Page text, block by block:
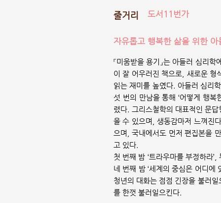
줄거리
자유롭고 행복한 삶을 위한 아
『미움받을 용기』는 아들러 심리
이 잘 어우러진 책으로, 새로운 형
읽는 재미를 높였다. 아들러 심리
섯 번의 만남을 통해 ‘어떻게 행
렸다. 그리스철학의 대표적인 문
을 수 있으며, 생동감마저 느껴진
으며, 국내에서도 먼저 편집본을
고 있다.
첫 번째 밤 ‘트라우마를 부정하라
네 번째 밤 ‘세계의 중심은 어디에
청년의 대화는 점점 긴장을 불러
를 한껏 불러일으킨다.
도서11번가